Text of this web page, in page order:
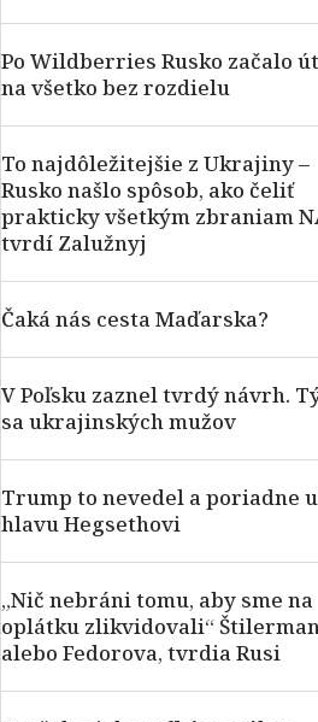
Po Wildberries Rusko začalo
na všetko bez rozdielu
To najdôležitejšie z Ukrajiny –
Rusko našlo spôsob, ako čeliť
prakticky všetkým zbraniam
tvrdí Zalužnyj
Čaká nás cesta Maďarska?
V Poľsku zaznel tvrdý návrh.
sa ukrajinských mužov
Trump to nevedel a poriadne
hlavu Hegsethovi
„Nič nebráni tomu, aby sme na
oplátku zlikvidovali“
alebo Fedorova, tvrdia Rusi